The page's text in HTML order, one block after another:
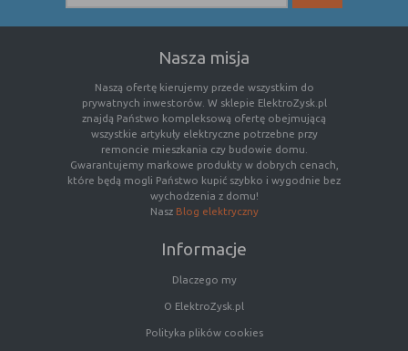
podmioty, których komponenty stron
zostały wywołane przez właściciela
witryny
cookie mogą być wywołane przez administratora
za pomocą skryptów, komponentów, które znajdują się na
serwerach partnera, umiejscowionych w innej lokalizacji –
innym kraju lub nawet zupełnie innym systemie prawnym.
W przypadku wywołania przez administratora witryny
komponentów serwisu pochodzących spoza systemu
administratora mogą obowiązywać inne standardowe
zasady polityki cookies niż polityka prywatności / cookies
Nasza misja
Naszą ofertę kierujemy przede wszystkim do
prywatnych inwestorów. W sklepie ElektroZysk.pl
znajdą Państwo kompleksową ofertę obejmującą
wszystkie artykuły elektryczne potrzebne przy
remoncie mieszkania czy budowie domu.
Gwarantujemy markowe produkty w dobrych cenach,
które będą mogli Państwo kupić szybko i wygodnie bez
wychodzenia z domu!
Nasz Blog elektryczny
Informacje
Dlaczego my
O ElektroZysk.pl
Polityka plików cookies